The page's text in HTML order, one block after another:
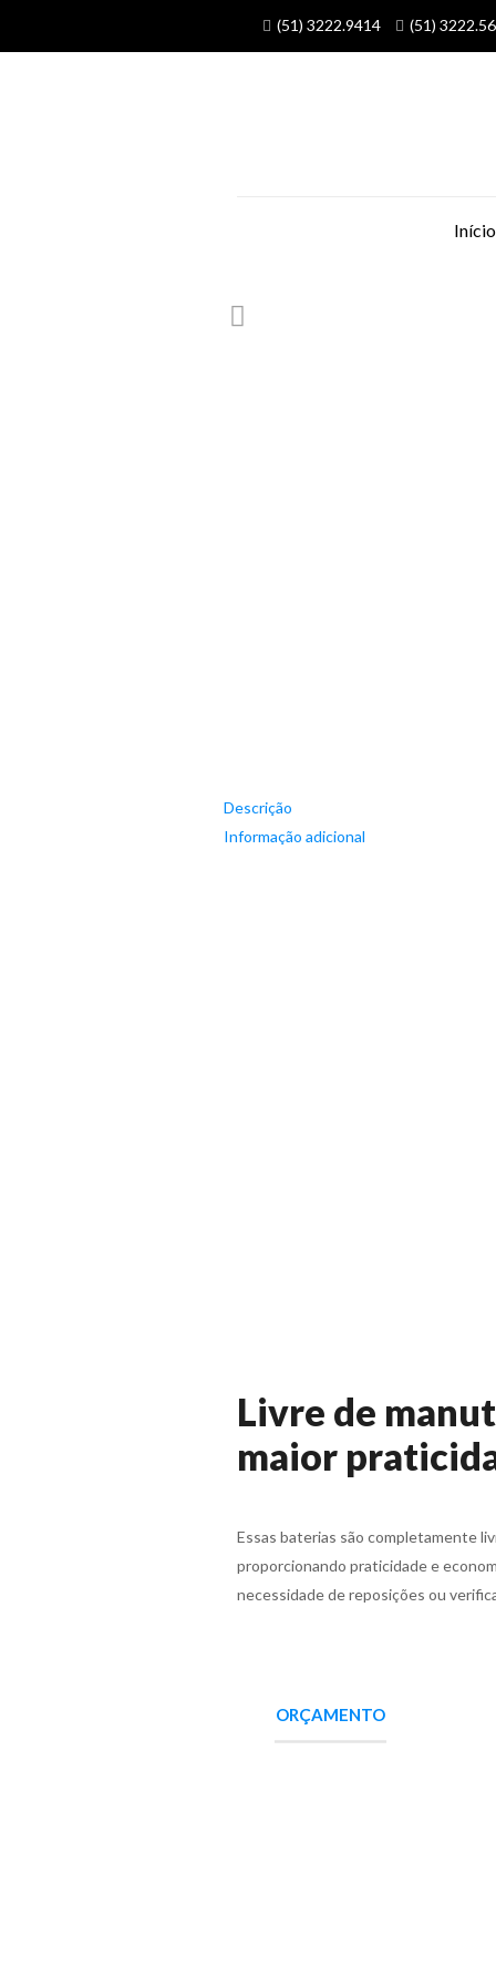
(51) 3222.9414 (51)
Início
Descrição
Informação adicional
Livre de
maior
Essas baterias são completamente
proporcionando praticidade e
necessidade de reposições ou
ORÇAMENTO